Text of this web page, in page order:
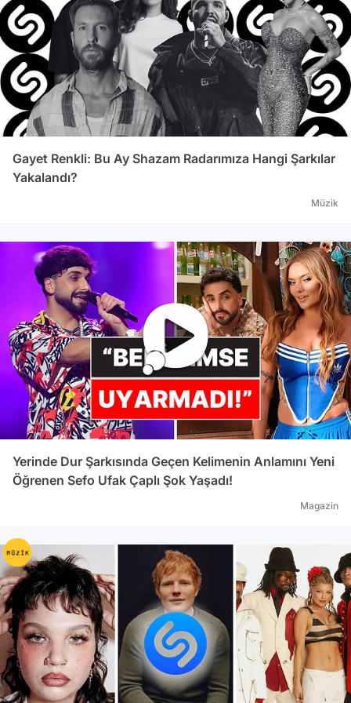
sunulacak. “QuickType” adlı özellik kendini
geliştiren bir zekaya sahip. Ancak bu özellik
şimdilik Türkçe’yi desteklemiyor. “Spotlight”
araması da hızlı ve öneriler sunan bir yapıya
kavuşmuş. En önemli özelliklerden biri de iOS
8 mesaj sistemine grup mesajlaşma özelliğinin
gelmiş olması. Bu yenilikte gruba kişi ekleyip
çıkarmak, konuşmadan ayrılmak, bildirimleri
susturmak ve konum paylaşmak mümkün.
Türkçe’yi anlamayacağını söylemeye sanırım
gerek yok. Aynı zamanda video mesajları da
gönderilebilecek. Bu mesajlar kendini
yokedecek şekilde ayarlanabilecek. Fortune
500 şirketlerinin yüzde 98′i iOS kullanıyormuş
ve Apple kalan o yüzde 2′yi de iOS 8 ile ele
geçireceğini söylüyor. Bu bağlamda iOS 8′de
VIP eposta mesajlaşması yer alacak. iCloud
Drive bağlamsal olarak uygulamalarla bağlantılı
şekilde çalışacak. Uygulamalar ortak dosyada
işlem yapabilecek. Kullandığınız sağlık/spor
güncelleyecek. Apple bu alandaki rakipleri
öldürmeyi tercih etmemiş. Çocukların izinsiz
uygulaması bunun önüne geçecek. Bu
uygulamaya 6 kişiye kadar eklenebilecek.
iTunes’tan indirilen uygulamalar ortaklaşa
kullanabilecek. Tüm cihazlardaki fotoğraf
albümleri ortak şekilde kullanılabilecek.
Fotoğraflara iCloud ile tüm cihazlardan
erişilebilecek. Albüm içinde zaman, albüm
ismi vb. seçeneklere göre arama
yapılabilecek. Photos uygulaması iCloud
Gayet Renkli: Bu Ay Shazam Radarımıza Hangi Şarkılar
Yakalandı?
Müzik
Yerinde Dur Şarkısında Geçen Kelimenin Anlamını Yeni
Öğrenen Sefo Ufak Çaplı Şok Yaşadı!
Magazin